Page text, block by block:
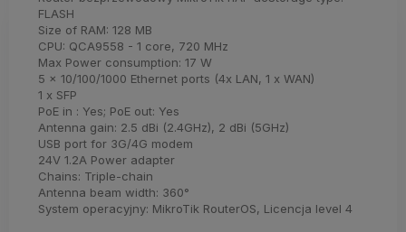
FLASH
Size of RAM: 128 MB
CPU: QCA9558 - 1 core, 720 MHz
Max Power consumption: 17 W
5 x 10/100/1000 Ethernet ports (4x LAN, 1 x WAN)
1 x SFP
PoE in : Yes; PoE out: Yes
Antenna gain: 2.5 dBi (2.4GHz), 2 dBi (5GHz)
USB port for 3G/4G modem
24V 1.2A Power adapter
Chains: Triple-chain
Antenna beam width: 360°
System operacyjny: MikroTik RouterOS, Licencja level 4